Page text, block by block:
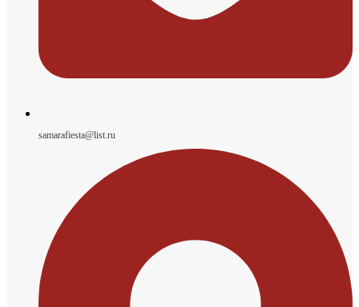
samarafiesta@list.ru